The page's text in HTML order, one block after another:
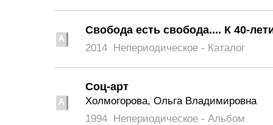
Свобода есть свобода.... К 40-
2014 Непериодическое - Каталог
Соц-арт
Холмогорова, Ольга Владимировна
1994 Непериодическое - Альбом